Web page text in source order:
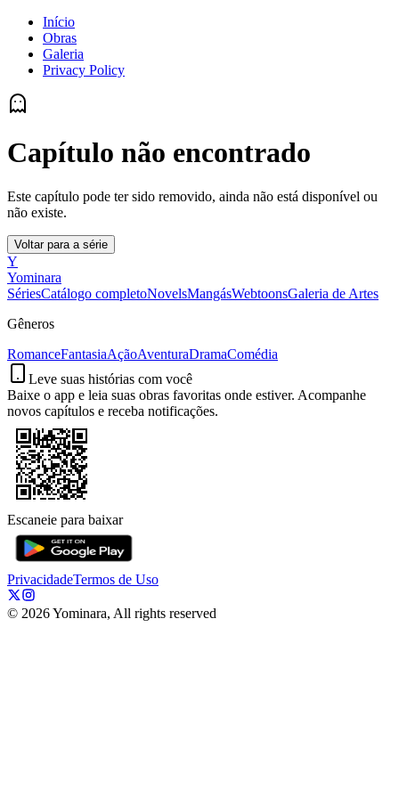
Início
Obras
Galeria
Privacy Policy
Capítulo não encontrado
Este capítulo pode ter sido removido, ainda não está disponível ou
não existe.
Voltar para a série
Y
Yominara
SériesCatálogo completoNovelsMangásWebtoonsGaleria de Artes
Gêneros
RomanceFantasiaAçãoAventuraDramaComédia
Leve suas histórias com você
Baixe o app e leia suas obras favoritas onde estiver. Acompanhe
novos capítulos e receba notificações.
Escaneie para baixar
PrivacidadeTermos de Uso
© 2026Yominara, All rights reserved